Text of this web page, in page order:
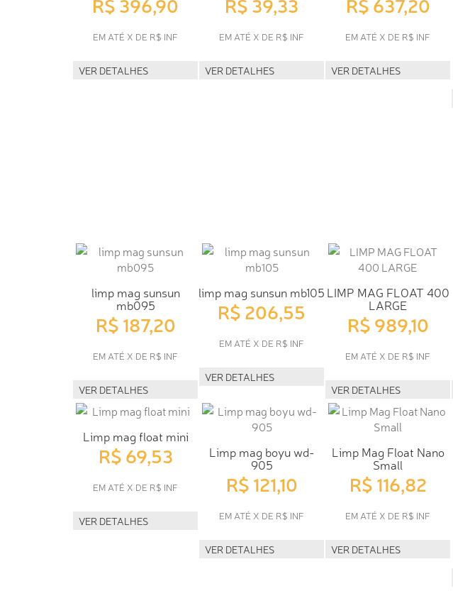
EM ATÉ X DE R$ INF
VER DETALHES
EM ATÉ X DE R$ INF
VER DETALHES
EM ATÉ X DE R$ INF
VER DETALHES
limp mag sunsun
mb095
R$ 187,20
EM ATÉ X DE R$ INF
VER DETALHES
limp mag sunsun mb105
R$ 206,55
EM ATÉ X DE R$ INF
VER DETALHES
LIMP MAG FLOAT 400
LARGE
R$ 989,10
EM ATÉ X DE R$ INF
VER DETALHES
Limp mag float mini
R$ 69,53
EM ATÉ X DE R$ INF
VER DETALHES
Limp mag boyu wd-
905
R$ 121,10
EM ATÉ X DE R$ INF
VER DETALHES
Limp Mag Float Nano
Small
R$ 116,82
EM ATÉ X DE R$ INF
VER DETALHES